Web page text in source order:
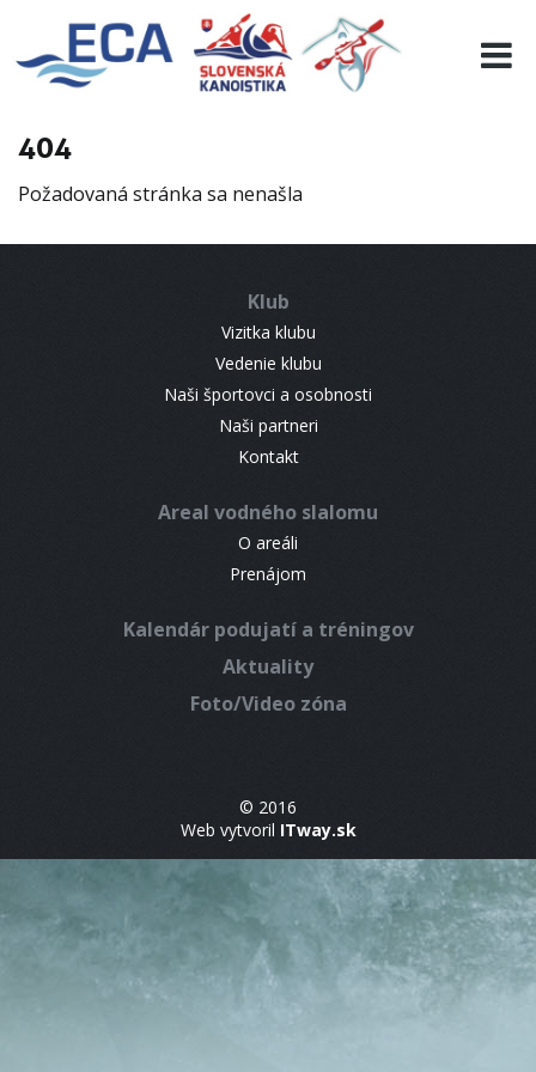
404
Požadovaná stránka sa nenašla
Klub
Vizitka klubu
Vedenie klubu
Naši športovci a osobnosti
Naši partneri
Kontakt
Areal vodného slalomu
O areáli
Prenájom
Kalendár podujatí a tréningov
Aktuality
Foto/Video zóna
© 2016
Web vytvoril ITway.sk
EURO 19
INFO
RESULTS
CONTACT